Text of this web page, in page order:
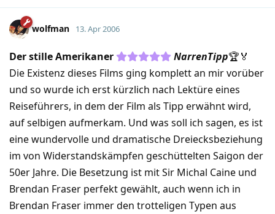
wolfman 13. Apr 2006
Der stille Amerikaner NarrenTipp🏆🏅
Die Existenz dieses Films ging komplett an mir vorüber
und so wurde ich erst kürzlich nach Lektüre eines
Reiseführers, in dem der Film als Tipp erwähnt wird,
auf selbigen aufmerkam. Und was soll ich sagen, es ist
eine wundervolle und dramatische Dreiecksbeziehung
im von Widerstandskämpfen geschüttelten Saigon der
50er Jahre. Die Besetzung ist mit Sir Michal Caine und
Brendan Fraser perfekt gewählt, auch wenn ich in
Brendan Fraser immer den trotteligen Typen aus